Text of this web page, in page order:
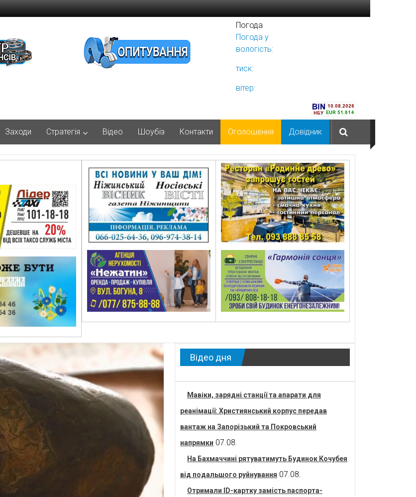
Погода
Погода у
вологість:
тиск:
вітер:
Заходи Стратегія Відео Шоубіз Контакти Оголошення Довідник
Відео дня
Мавіки, зарядні станції та апарати для
реанімації: Християнський корпус передав
вантаж на Запорізький та Покровський
напрямки 07.08.
На Бахмаччині рятуватимуть Будинок Кочубея
від подальшого руйнування 07.08.
Отримали ID-картку замість паспорта-